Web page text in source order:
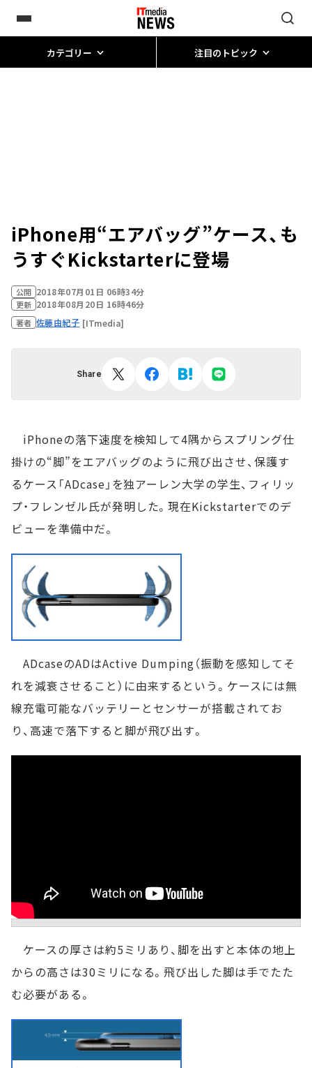
カテゴリー 注目のトピック
iPhone用“エアバッグ”ケース、も
うすぐKickstarterに登場
公開 2018年07月01日 06時34分
更新 2018年08月20日 16時46分
著者 佐藤由紀子 [ITmedia]
Share
iPhoneの落下速度を検知して4隅からスプリング仕
掛けの“脚”をエアバッグのように飛び出させ、保護す
るケース「ADcase」を独アーレン大学の学生、フィリッ
プ・フレンゼル氏が発明した。現在Kickstarterでのデ
ビューを準備中だ。
ADcaseのADはActive Dumping（振動を感知してそ
れを減衰させること）に由来するという。ケースには無
線充電可能なバッテリーとセンサーが搭載されてお
り、高速で落下すると脚が飛び出す。
ケースの厚さは約5ミリあり、脚を出すと本体の地上
からの高さは30ミリになる。飛び出した脚は手でたた
む必要がある。